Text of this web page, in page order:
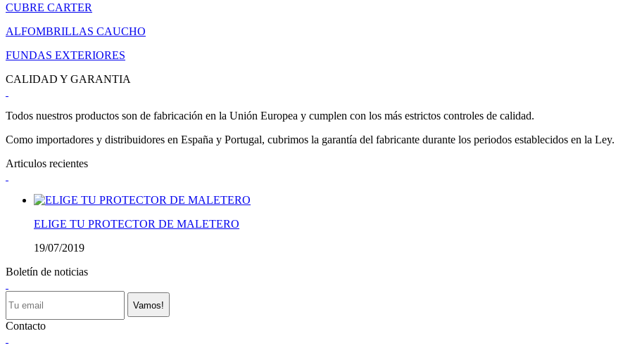
CUBRE CARTER
ALFOMBRILLAS CAUCHO
FUNDAS EXTERIORES
CALIDAD Y GARANTIA
Todos nuestros productos son de fabricación en la Unión Europea y cumplen con los más estrictos controles de calidad.
Como importadores y distribuidores en España y Portugal, cubrimos la garantía del fabricante durante los periodos establecidos en la Ley.
Articulos recientes
ELIGE TU PROTECTOR DE MALETERO
19/07/2019
Boletín de noticias
Vamos!
Contacto